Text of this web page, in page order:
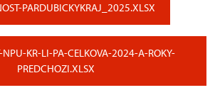
PARDUBICKYKRAJ_2025.XLSX
NPU-KR-LI-PA-CELKOVA-2024-A-ROKY-
PREDCHOZI.XLSX